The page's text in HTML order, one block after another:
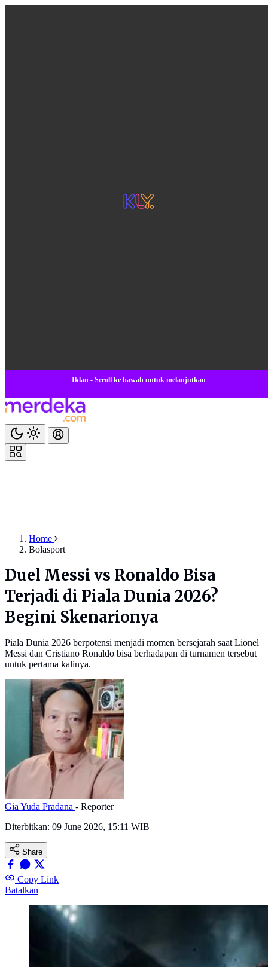
Iklan - Scroll ke bawah untuk melanjutkan
Home
Bolasport
Duel Messi vs Ronaldo Bisa
Terjadi di Piala Dunia 2026?
Begini Skenarionya
Piala Dunia 2026 berpotensi menjadi momen bersejarah saat Lionel
Messi dan Cristiano Ronaldo bisa berhadapan di turnamen tersebut
untuk pertama kalinya.
Gia Yuda Pradana - Reporter
Diterbitkan: 09 June 2026, 15:11 WIB
Share
Copy Link
Batalkan